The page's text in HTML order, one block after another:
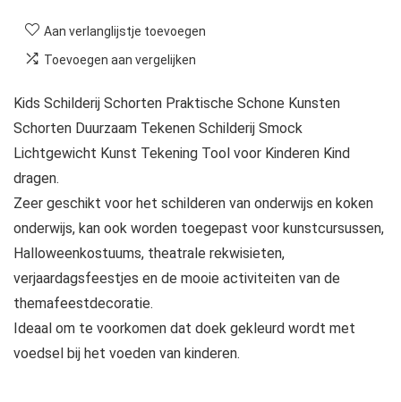
Aan verlanglijstje toevoegen
Toevoegen aan vergelijken
Kids Schilderij Schorten Praktische Schone Kunsten
Schorten Duurzaam Tekenen Schilderij Smock
Lichtgewicht Kunst Tekening Tool voor Kinderen Kind
dragen.
Zeer geschikt voor het schilderen van onderwijs en koken
onderwijs, kan ook worden toegepast voor kunstcursussen,
Halloweenkostuums, theatrale rekwisieten,
verjaardagsfeestjes en de mooie activiteiten van de
themafeestdecoratie.
Ideaal om te voorkomen dat doek gekleurd wordt met
voedsel bij het voeden van kinderen.